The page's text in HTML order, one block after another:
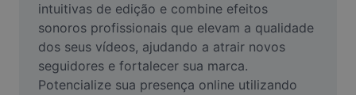
Aprimorar qualidade
Editor de Video
Cortar Vídeo
intuitivas de edição e combine efeitos
sonoros profissionais que elevam a qualidade
dos seus vídeos, ajudando a atrair novos
seguidores e fortalecer sua marca.
Potencialize sua presença online utilizando